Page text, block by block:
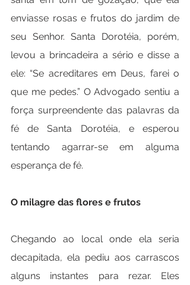
enviasse rosas e frutos do jardim de
seu Senhor. Santa Dorotéia, porém,
levou a brincadeira a sério e disse a
ele: “Se acreditares em Deus, farei o
que me pedes.” O Advogado sentiu a
força surpreendente das palavras da
fé de Santa Dorotéia, e esperou
tentando agarrar-se em alguma
esperança de fé.
O milagre das flores e frutos
Chegando ao local onde ela seria
decapitada, ela pediu aos carrascos
alguns instantes para rezar. Eles